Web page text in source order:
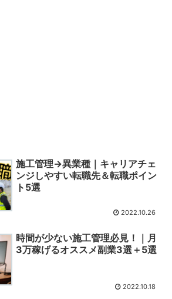
施工管理→異業種｜キャリアチェ
ンジしやすい転職先＆転職ポイン
ト5選
2022.10.26
時間が少ない施工管理必見！｜月
3万稼げるオススメ副業3選＋5選
2022.10.18